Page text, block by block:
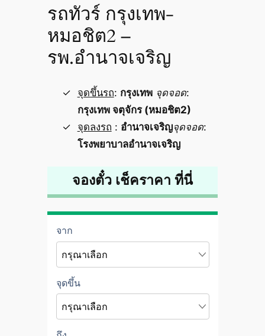
รถทัวร์ กรุงเทพ-
หมอชิต2 –
รพ.อำนาจเจริญ
จุดขึ้นรถ: กรุงเทพ จุดจอด:
กรุงเทพ จตุจักร (หมอชิต2)
จุดลงรถ : อำนาจเจริญจุดจอด:
โรงพยาบาลอำนาจเจริญ
จองตั๋ว เช็คราคา ที่นี่